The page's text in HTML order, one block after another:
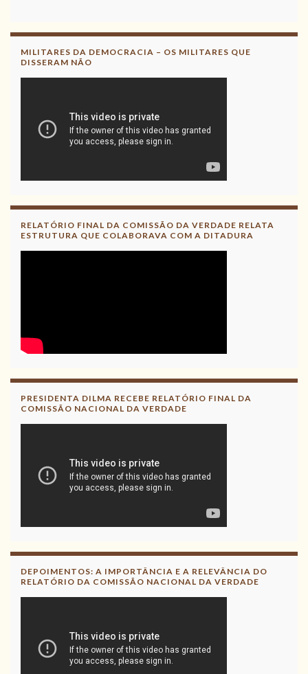
CNV
Leia, divulgue!
MILITARES DA DEMOCRACIA – OS MILITARES QUE
DISSERAM NÃO
RELATÓRIO FINAL DA COMISSÃO DA VERDADE RELATA
ESTRUTURA QUE COLABORAVA COM A DITADURA
PRESIDENTA DILMA RECEBE RELATÓRIO FINAL DA
COMISSÃO NACIONAL DA VERDADE
DEPOIMENTOS: A IMPORTÂNCIA E A RELEVÂNCIA DO
RELATÓRIO DA COMISSÃO NACIONAL DA VERDADE